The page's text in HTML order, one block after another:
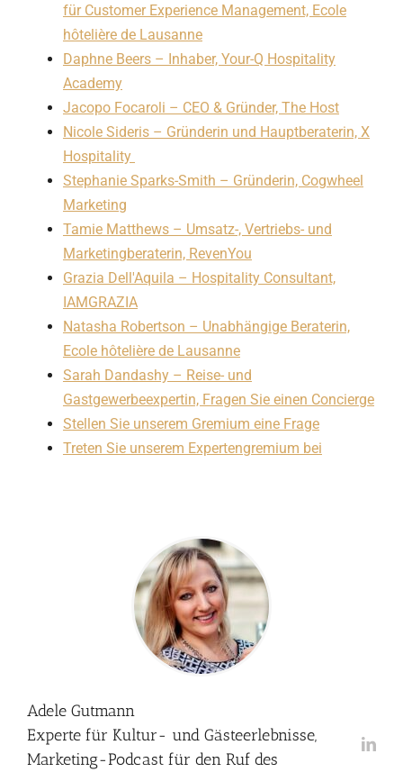
für Customer Experience Management, Ecole
hôtelière de Lausanne
Daphne Beers – Inhaber, Your-Q Hospitality
Academy
Jacopo Focaroli – CEO & Gründer, The Host
Nicole Sideris – Gründerin und Hauptberaterin, X
Hospitality
Stephanie Sparks-Smith – Gründerin, Cogwheel
Marketing
Tamie Matthews – Umsatz-, Vertriebs- und
Marketingberaterin, RevenYou
Grazia Dell'Aquila – Hospitality Consultant,
IAMGRAZIA
Natasha Robertson – Unabhängige Beraterin,
Ecole hôtelière de Lausanne
Sarah Dandashy – Reise- und
Gastgewerbeexpertin, Fragen Sie einen Concierge
Stellen Sie unserem Gremium eine Frage
Treten Sie unserem Expertengremium bei
Adele Gutmann
Experte für Kultur- und Gästeerlebnisse,
Marketing-Podcast für den Ruf des